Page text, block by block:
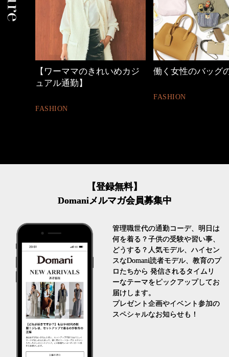
働く女性のバッグの中身
心地よくいられる
【登録無料】
Domaniメルマガ会員募集中
管理職世代の通勤コーデ、明日は
何を着る？子供の受験や習い事、
どうする？人気モデル、ハイセン
スなDomani読者モデル、教育のプ
ロたちから 発信されるタイムリ
ーなテーマをピックアップしてお
届けします。
プレゼント企画やイベント参加の
スペシャルなお知らせも！